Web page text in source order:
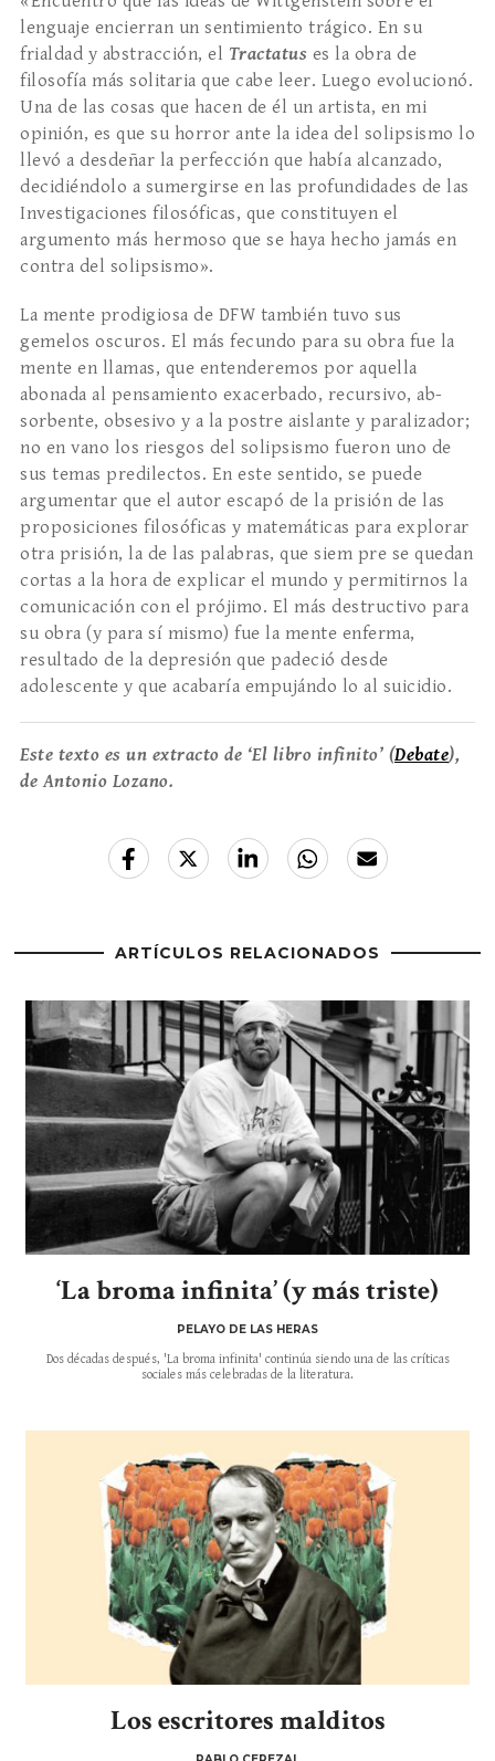
lenguaje encierran un sentimiento trágico. En su
frialdad y abstracción, el Tractatus es la obra de
filosofía más solitaria que cabe leer. Luego evolu­cionó.
Una de las cosas que hacen de él un artista, en mi
opinión, es que su horror ante la idea del solipsismo lo
llevó a desdeñar la perfección que había alcanzado,
decidiéndolo a sumergirse en las profundidades de las
Investigaciones filosóficas, que constituyen el
argumento más hermoso que se haya hecho jamás en
contra del solipsismo».
La mente prodigiosa de DFW también tuvo sus
gemelos oscuros. El más fecundo para su obra fue la
mente en llamas, que entenderemos por aquella
abonada al pensamiento exacerbado, recursivo, ab­
sorbente, obsesivo y a la postre aislante y paraliza­dor;
no en vano los riesgos del solipsismo fueron uno de
sus temas predilectos. En este sentido, se puede
argumentar que el autor escapó de la prisión de las
proposiciones filosóficas y matemáticas para explorar
otra prisión, la de las palabras, que siem­ pre se quedan
cortas a la hora de explicar el mundo y permitirnos la
comunicación con el prójimo. El más destructivo para
su obra (y para sí mismo) fue la mente enferma,
resultado de la depresión que pa­deció desde
adolescente y que acabaría empujándo­ lo al suicidio.
Este texto es un extracto de ‘El libro infinito’ (Debate),
de Antonio Lozano.
ARTÍCULOS RELACIONADOS
‘La broma infinita’ (y más triste)
PELAYO DE LAS HERAS
Dos décadas después, 'La broma infinita' continúa siendo una de las críticas
sociales más celebradas de la literatura.
Los escritores malditos